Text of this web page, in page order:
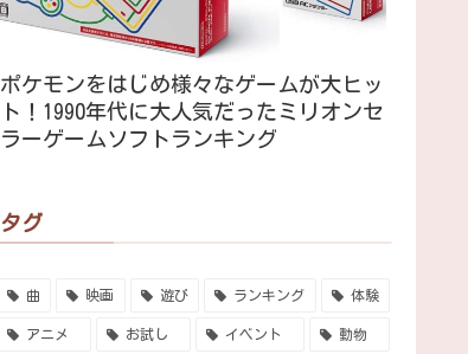
ポケモンをはじめ様々なゲームが大ヒッ
ト！1990年代に大人気だったミリオンセ
ラーゲームソフトランキング
タグ
曲 映画 遊び ランキング 体験
アニメ お試し イベント 動物